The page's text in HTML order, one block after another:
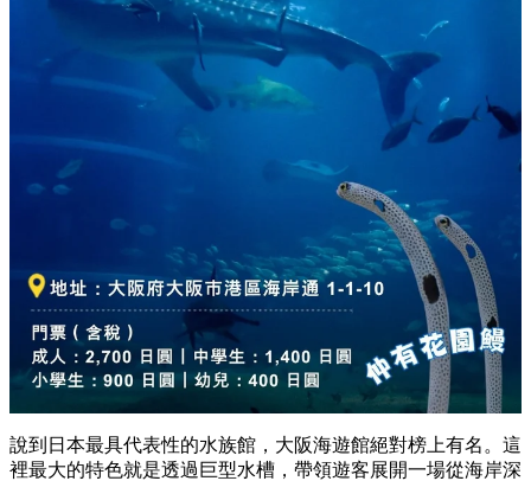
說到日本最具代表性的水族館， 大阪海遊館絕對榜上有名。 這
裡最大的特色就是透過巨型水槽， 帶領遊客展開一場從海岸深